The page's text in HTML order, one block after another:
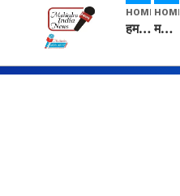
HOME
हम सनातनी..." सांसद kangana Ranaut से क्या बोली लड़की? Viral Jantar-Mantar | CJP protest
HOME
मनीषा हत्याकांड: हत्या, आत्महत्या या कोई बड़ा राज? | Full Story | Josh Haryana